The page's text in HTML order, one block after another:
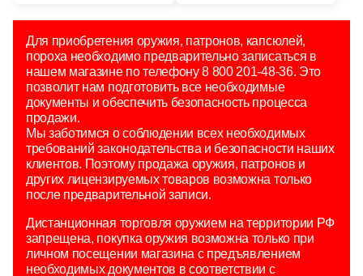
Для приобретения оружия, патронов, капсюлей,
пороха необходимо предварительно записаться в
нашем магазине по телефону 8 800 201-48-36. Это
позволит нам подготовить все необходимые
документы и обеспечить безопасность процесса
продажи.
Мы заботимся о соблюдении всех необходимых
требований законодательства и безопасности наших
клиентов. Поэтому продажа оружия, патронов и
других лицензируемых товаров возможна только
после предварительной записи.
Дистанционная торговля оружием на территории РФ
запрещена, покупка оружия возможна только при
личном посещении магазина с предъявлением
необходимых документов в соответствии с